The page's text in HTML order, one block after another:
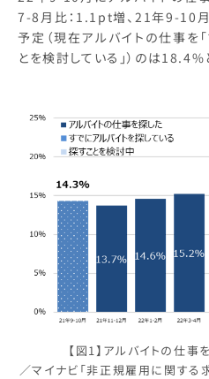
7-8月比：1.1pt増、21年9-10月
予定（現在アルバイトの仕事を
とを検討している」）のは18.4%
【図1】アルバイトの仕事
／マイナビ「非正規雇用に関す